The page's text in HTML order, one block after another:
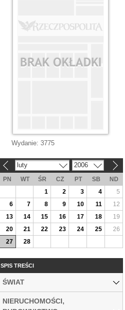
Wydanie: 3775
luty 2006
PN WT ŚR CZ PT SB
ND
1
2 3 4
5
6
7 8 9 10 11
12
13
14 15 16 17 18
19
20
21 22 23 24 25
26
27
28
SPIS TREŚCI
ŚWIAT
NIERUCHOMOŚCI,